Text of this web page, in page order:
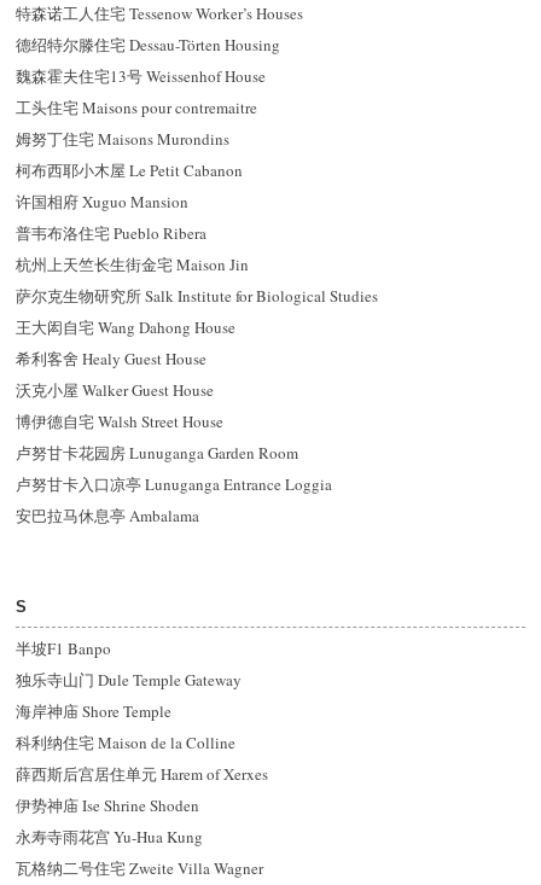
特森诺工人住宅 Tessenow Worker’s Houses
德绍特尔滕住宅 Dessau-Törten Housing
魏森霍夫住宅13号 Weissenhof House
工头住宅 Maisons pour contremaitre
姆努丁住宅 Maisons Murondins
柯布西耶小木屋 Le Petit Cabanon
许国相府 Xuguo Mansion
普韦布洛住宅 Pueblo Ribera
杭州上天竺长生街金宅 Maison Jin
萨尔克生物研究所 Salk Institute for Biological Studies
王大闳自宅 Wang Dahong House
希利客舍 Healy Guest House
沃克小屋 Walker Guest House
博伊德自宅 Walsh Street House
卢努甘卡花园房 Lunuganga Garden Room
卢努甘卡入口凉亭 Lunuganga Entrance Loggia
安巴拉马休息亭 Ambalama
S
半坡F1 Banpo
独乐寺山门 Dule Temple Gateway
海岸神庙 Shore Temple
科利纳住宅 Maison de la Colline
薛西斯后宫居住单元 Harem of Xerxes
伊势神庙 Ise Shrine Shoden
永寿寺雨花宫 Yu-Hua Kung
瓦格纳二号住宅 Zweite Villa Wagner